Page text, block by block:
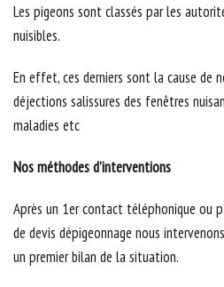
Les pigeons sont classés par les
nuisibles.
En effet, ces derniers sont la cause de
déjections salissures des fenêtres
maladies etc
Nos méthodes d’interventions
Après un 1er contact téléphonique ou
de devis dépigeonnage nous
un premier bilan de la situation.